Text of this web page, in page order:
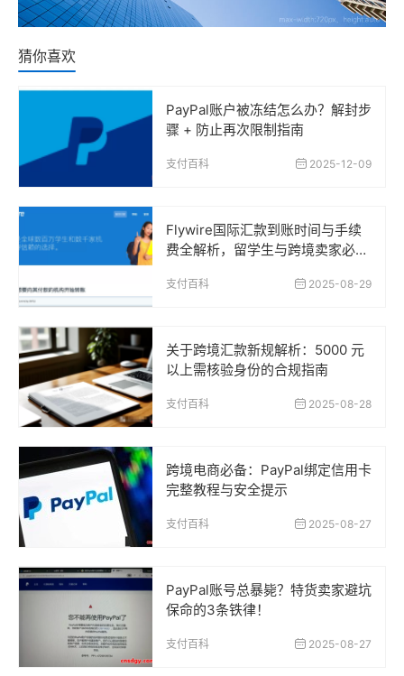
猜你喜欢
PayPal账户被冻结怎么办？解封步
骤 + 防止再次限制指南
支付百科 2025-12-09
Flywire国际汇款到账时间与手续
费全解析，留学生与跨境卖家必读
支付百科 2025-08-29
关于跨境汇款新规解析：5000 元
以上需核验身份的合规指南
支付百科 2025-08-28
跨境电商必备：PayPal绑定信用卡
完整教程与安全提示
支付百科 2025-08-27
PayPal账号总暴毙？特货卖家避坑
保命的3条铁律！
支付百科 2025-08-27